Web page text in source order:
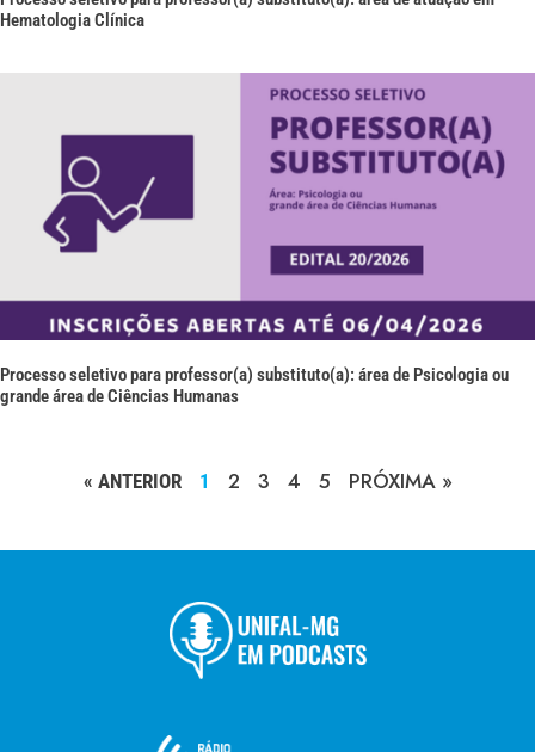
Hematologia Clínica
Processo seletivo para professor(a) substituto(a): área de Psicologia ou
grande área de Ciências Humanas
« ANTERIOR 1 2 3 4 5 PRÓXIMA »